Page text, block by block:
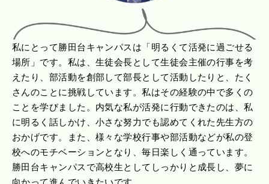
私にとって勝田台キャンパスは「明るくて活発に過ごせる
場所」です。私は、生徒会長として生徒会主催の行事を考
えたり、部活動を創部して部長として活動したりと、たく
さんのことに挑戦しています。私はその経験の中で多くの
ことを学びました。内気な私が活発に行動できたのは、私
に明るく話しかけ、小さな努力でも認めてくれた先生方の
おかげです。また、様々な学校行事や部活動などが私の登
校へのモチベーションとなり、毎日楽しく通っています。
勝田台キャンパスで高校生としてしっかりと成長し、夢に
向かって進んでいきたいです。